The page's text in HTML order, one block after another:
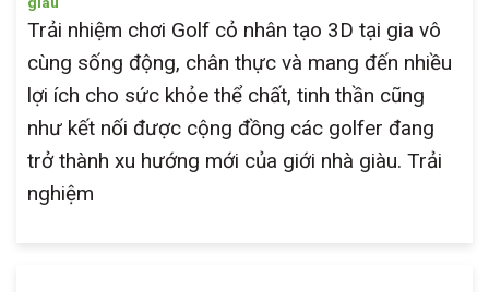
Trải nhiệm chơi Golf cỏ nhân tạo 3D tại gia vô
cùng sống động, chân thực và mang đến nhiều
lợi ích cho sức khỏe thể chất, tinh thần cũng
như kết nối được cộng đồng các golfer đang
trở thành xu hướng mới của giới nhà giàu. Trải
nghiệm